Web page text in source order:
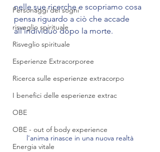
Personaggi dei sogni
risveglio spirituale
Risveglio spirituale
Esperienze Extracorporee
Ricerca sulle esperienze extracorpo
I benefici delle esperienze extrac
OBE
OBE - out of body experience
Energia vitale
nelle sue ricerche e scopriamo cosa
pensa riguardo a ciò che accade
all'individuo dopo la morte.
l'anima rinasce in una nuova realtà